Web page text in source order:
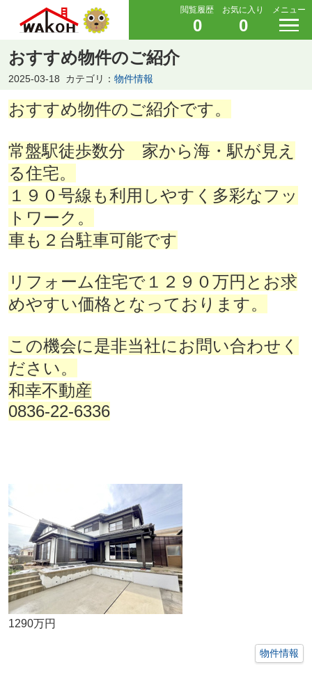
閲覧履歴
0
お気に入り
0
メニュー
おすすめ物件のご紹介
2025-03-18 カテゴリ： 物件情報
おすすめ物件のご紹介です。
常盤駅徒歩数分 家から海・駅が見え
る住宅。
１９０号線も利用しやすく多彩なフッ
トワーク。
車も２台駐車可能です
リフォーム住宅で１２９０万円とお求
めやすい価格となっております。
この機会に是非当社にお問い合わせく
ださい。
和幸不動産
0836-22-6336
1290万円
物件情報